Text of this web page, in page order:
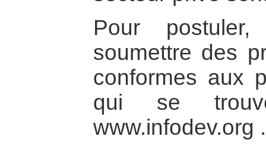
Pour
soumettre des
conformes aux
qui se
www.infodev.org .